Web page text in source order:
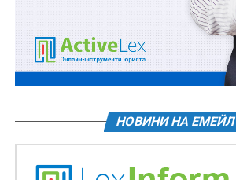
НОВИНИ НА ЕМЕЙЛ